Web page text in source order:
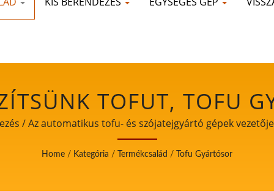
TOFUT, TOFU
FOLYAMAT,
TOFU FOLYAMAT,
/ Az automatikus tofu- és szójatejgyártó gépek
Home / Kategória / Termékcsalád / Tofu Gyártósor